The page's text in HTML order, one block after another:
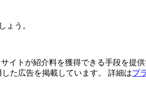
ょう。
イトが紹介料を獲得できる手段を提
した広告を掲載しています。 詳細はプ